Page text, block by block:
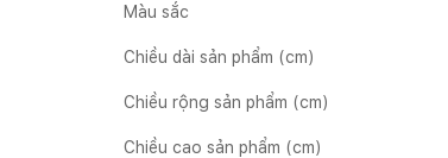
Màu sắc
Chiều dài sản phẩm (cm)
Chiều rộng sản phẩm (cm)
Chiều cao sản phẩm (cm)